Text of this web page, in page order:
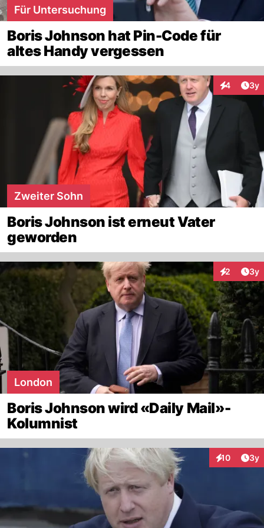
Für Untersuchung
Boris Johnson hat Pin-Code für
altes Handy vergessen
4 3y
Zweiter Sohn
Boris Johnson ist erneut Vater
geworden
2 3y
London
Boris Johnson wird «Daily Mail»-
Kolumnist
10 3y